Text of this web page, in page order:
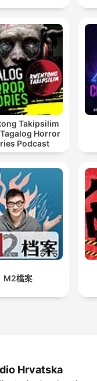
Takipsilim
Horror
Podcast
M2檔案
Hrvatska